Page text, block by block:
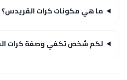
ما هي مكونات كرات القريدس؟
لكم شخص تكفي وصفة كرات